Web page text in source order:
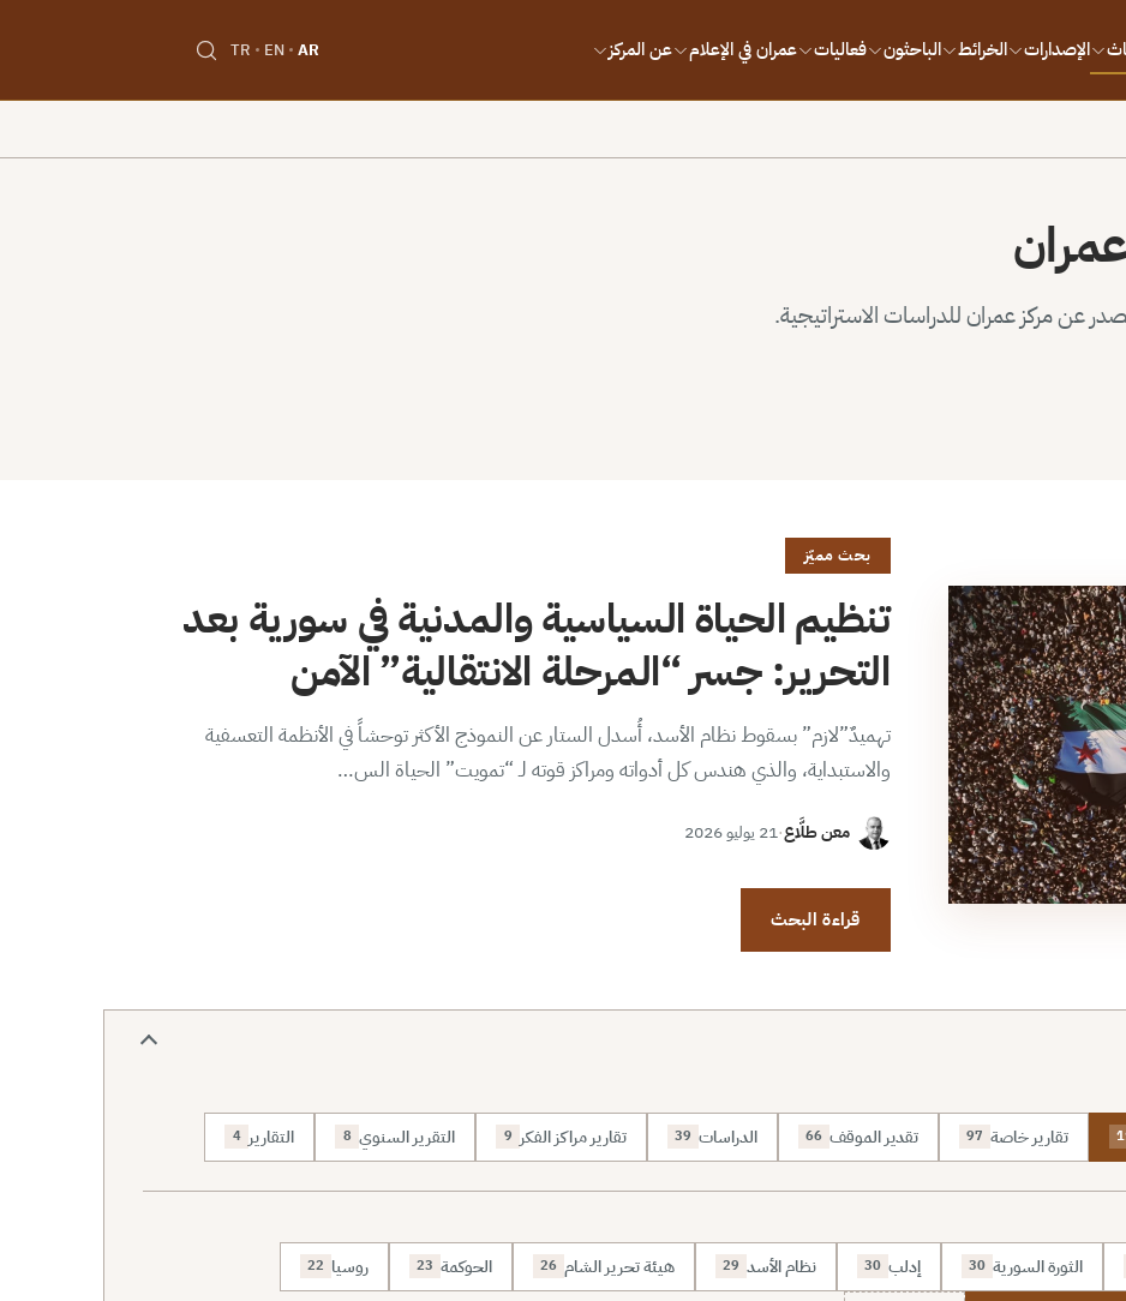
الإصدارات الخرائط الباحثون فعاليات عمران في الإعلام عن المركز AR
EN
TR
عن مركز عمران للدراسات الاستراتيجية.
بحث مميّز
تنظيم الحياة السياسية والمدنية في سورية بعد
التحرير: جسر “المرحلة الانتقالية” الآمن
تهميدٌ”لازم” بسقوط نظام الأسد، أُسدل الستار عن النموذج الأكثر توحشاً في الأنظمة التعسفية
والاستبداية، والذي هندس كل أدواته ومراكز قوته لـ “تمويت” الحياة الس…
معن طلَّاع·21 يوليو 2026
قراءة البحث
تقارير خاصة 97 تقدير الموقف 66 الدراسات 39 تقارير مراكز الفكر 9 التقرير السنوي 8 التقارير 4
الثورة السورية 30 إدلب 30 نظام الأسد 29 هيئة تحرير الشام 26 الحوكمة 23 روسيا 22